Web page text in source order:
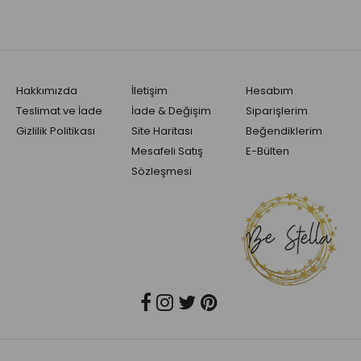
Hakkımızda
Teslimat ve İade
Gizlilik Politikası
İletişim
İade & Değişim
Site Haritası
Mesafeli Satış
Sözleşmesi
Hesabım
Siparişlerim
Beğendiklerim
E-Bülten